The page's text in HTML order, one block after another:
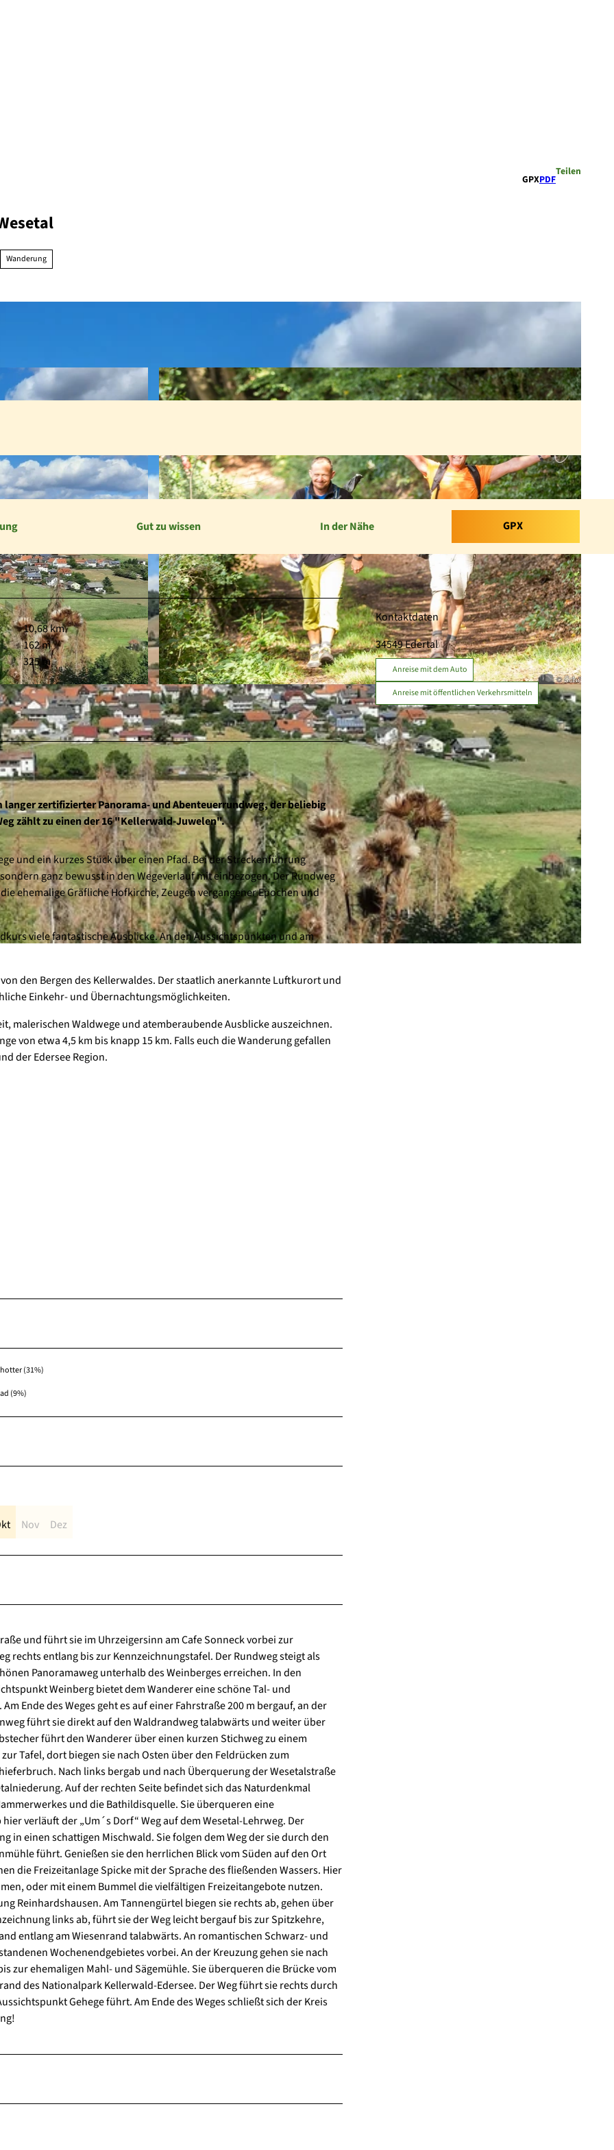
GPXPDF
Teilen
Wanderung
© Markus Balkow, outdoor-wandern.de
Gut zu wissen In der Nähe GPX
10,68 km
162 m
325 m
zertifizierter Panorama- und Abenteuerrundweg, der beliebig
zählt zu einen der 16 "Kellerwald-Juwelen".
und ein kurzes Stück über einen Pfad. Bei der Streckenführung
ganz bewusst in den Wegeverlauf mit einbezogen. Der Rundweg
ehemalige Gräfliche Hofkirche, Zeugen vergangener Epochen und
viele fantastische Ausblicke. An den Aussichtspunkten und am
den Bergen des Kellerwaldes. Der staatlich anerkannte Luftkurort und
Einkehr- und Übernachtungsmöglichkeiten.
malerischen Waldwege und atemberaubende Ausblicke auszeichnen.
von etwa 4,5 km bis knapp 15 km. Falls euch die Wanderung gefallen
der Edersee Region.
(31%)
(9%)
Nov Dez
und führt sie im Uhrzeigersinn am Cafe Sonneck vorbei zur
rechts entlang bis zur Kennzeichnungstafel. Der Rundweg steigt als
Panoramaweg unterhalb des Weinberges erreichen. In den
Weinberg bietet dem Wanderer eine schöne Tal- und
Ende des Weges geht es auf einer Fahrstraße 200 m bergauf, an der
führt sie direkt auf den Waldrandweg talabwärts und weiter über
führt den Wanderer über einen kurzen Stichweg zu einem
Tafel, dort biegen sie nach Osten über den Feldrücken zum
Nach links bergab und nach Überquerung der Wesetalstraße
Auf der rechten Seite befindet sich das Naturdenkmal
und die Bathildisquelle. Sie überqueren eine
verläuft der „Um´s Dorf“ Weg auf dem Wesetal-Lehrweg. Der
in einen schattigen Mischwald. Sie folgen dem Weg der sie durch den
führt. Genießen sie den herrlichen Blick vom Süden auf den Ort
die Freizeitanlage Spicke mit der Sprache des fließenden Wassers. Hier
oder mit einem Bummel die vielfältigen Freizeitangebote nutzen.
Reinhardshausen. Am Tannengürtel biegen sie rechts ab, gehen über
links ab, führt sie der Weg leicht bergauf bis zur Spitzkehre,
entlang am Wiesenrand talabwärts. An romantischen Schwarz- und
Wochenendgebietes vorbei. An der Kreuzung gehen sie nach
zur ehemaligen Mahl- und Sägemühle. Sie überqueren die Brücke vom
des Nationalpark Kellerwald-Edersee. Der Weg führt sie rechts durch
Gehege führt. Am Ende des Weges schließt sich der Kreis
Kontaktdaten
34549Edertal
Anreise mit dem Auto
Anreise mit öffentlichen Verkehrsmitteln